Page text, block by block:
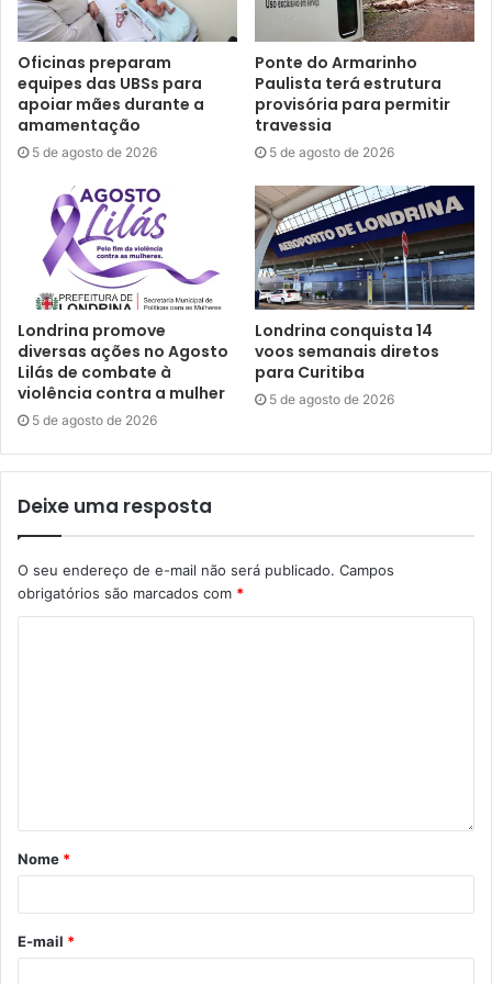
Prefeito de Londrina, Marcelo Belinati. Foto: Vivian Honorato/PML
O prefeito Marcelo Belinati parabenizou a todos os
envolvidos no Londrina Mais, bem como os professores da
rede, diretores, coordenadores e outros profissionais da
Educação, além dos estudantes. “Temos os melhores
dar melhores condições para que estes profissionais
pudessem exercer o seu trabalho, fizemos isso e o
resultado veio. Eu quis ser prefeito para transformar essa
cidade que eu amo e estou orgulhoso porque os
londrinenses resgataram a autoestima que haviam perdido
fazia muito tempo. E uma das coisas que sempre tocou o
meu coração e em que eu acredito é a educação; por isso,
nós investimos, nestes oito anos de mandato, na educação
de Londrina, com muito amor. Meu mandato está
acabando, mas foi uma honra ser prefeito desta cidade tão
transformação que aconteceu na educação de nossa
cidade”, apontou.
Oficinas preparam
equipes das UBSs para
apoiar mães durante a
amamentação
5 de agosto de 2026
Ponte do Armarinho
Paulista terá estrutura
provisória para permitir
travessia
5 de agosto de 2026
Londrina promove
diversas ações no Agosto
Lilás de combate à
violência contra a mulher
5 de agosto de 2026
Londrina conquista 14
voos semanais diretos
para Curitiba
5 de agosto de 2026
Deixe uma resposta
O seu endereço de e-mail não será publicado. Campos
obrigatórios são marcados com *
Nome *
E-mail *